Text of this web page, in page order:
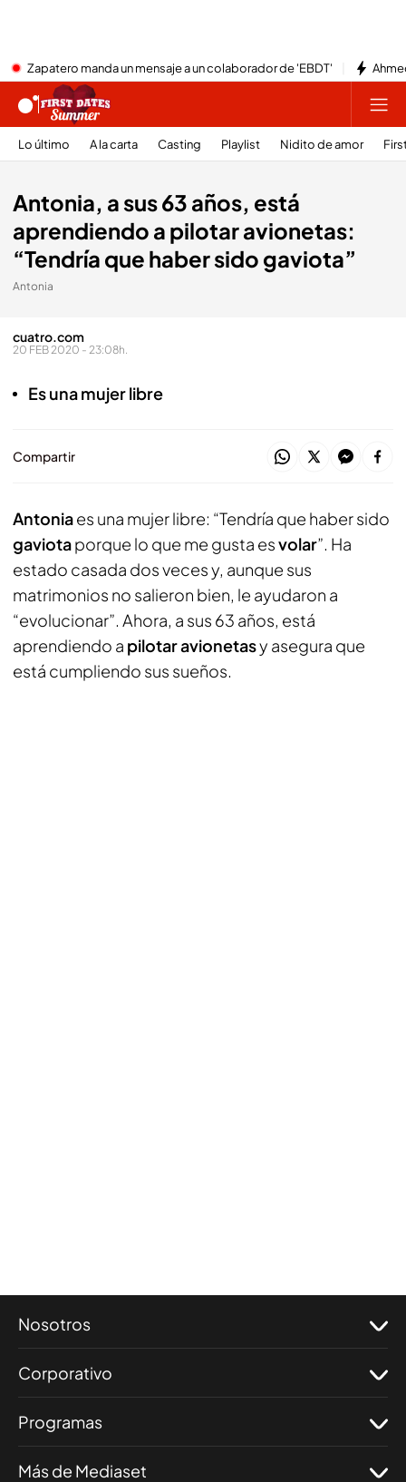
Zapatero manda un mensaje a un colaborador de 'EBDT'
Lo último A la carta Casting Playlist Nidito de amor
Antonia, a sus 63 años, está
aprendiendo a pilotar avionetas:
“Tendría que haber sido gaviota”
Antonia
cuatro.com
20 FEB 2020 - 23:08h.
Es una mujer libre
Compartir
Antoniaes una mujer libre: “Tendría que haber sido
gaviotaporque lo que me gusta esvolar”. Ha
estado casada dos veces y, aunque sus
matrimonios no salieron bien, le ayudaron a
“evolucionar”. Ahora, a sus 63 años, está
aprendiendo a pilotar avionetasy asegura que
está cumpliendo sus sueños.
Nosotros
Corporativo
Programas
Más de Mediaset